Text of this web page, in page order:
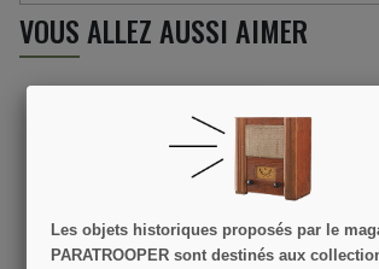
VOUS ALLEZ AUSSI AIMER
Les objets historiques proposés par le
PARATROOPER sont destinés aux